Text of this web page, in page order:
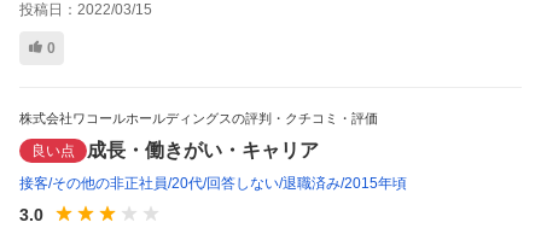
投稿日： 2022/03/15
0
株式会社ワコールホールディングスの評判・クチコミ・評価
良い点 成長・働きがい・キャリア
接客 その他の非正社員 20代 回答しない 退職済み 2015年頃
3.0